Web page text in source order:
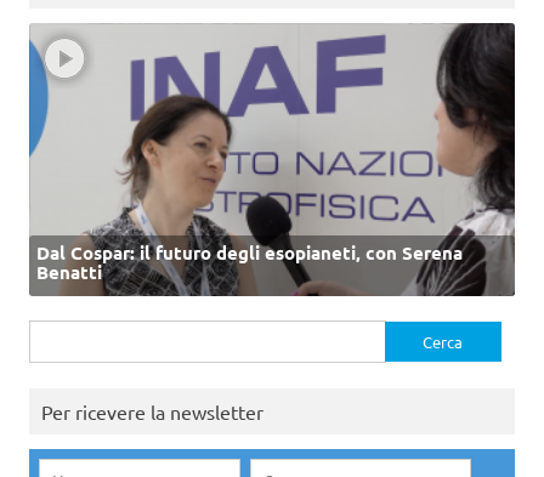
Dal Cospar: il futuro degli esopianeti, con Serena
Benatti
per:
Per ricevere la newsletter